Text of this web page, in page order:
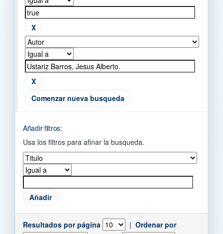
Comenzar nueva busqueda
Añadir filtros:
Usa los filtros para afinar la busqueda.
Resultados por página | Ordenar por